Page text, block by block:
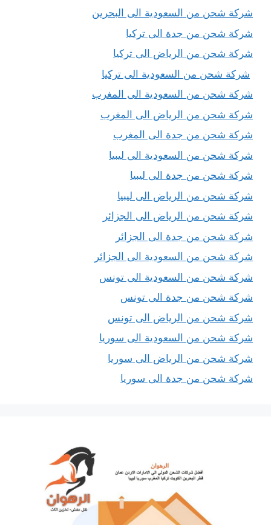
شركة شحن من السعودية الى البحرين
شركة شحن من جدة الى تركيا
شركة شحن من الرياض الى تركيا
شركة شحن من السعودية الى تركيا
شركة شحن من السعودية الى المغرب
شركة شحن من الرياض الى المغرب
شركة شحن من جدة الى المغرب
شركة شحن من السعودية الى ليبيا
شركة شحن من جدة الى ليبيا
شركة شحن من الرياض الى ليبيا
شركة شحن من الرياض الى الجزائر
شركة شحن من جدة الى الجزائر
شركة شحن من السعودية الى الجزائر
شركة شحن من السعودية الى تونس
شركة شحن من جدة الى تونس
شركة شحن من الرياض الى تونس
شركة شحن من السعودية الى سوريا
شركة شحن من الرياض الى سوريا
شركة شحن من جدة الى سوريا